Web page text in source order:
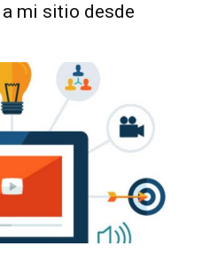
mi sitio desde